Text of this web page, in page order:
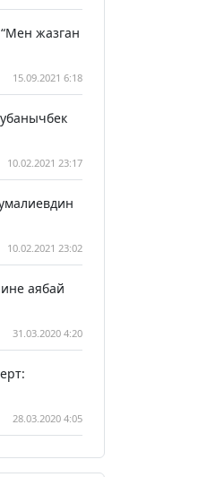
жазган
15.09.2021 6:18
10.02.2021 23:17
10.02.2021 23:02
аябай
31.03.2020 4:20
28.03.2020 4:05